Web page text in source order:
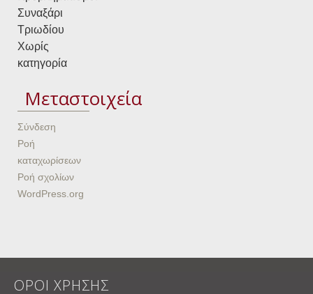
Συναξάρι
Τριωδίου
Χωρίς
κατηγορία
Μεταστοιχεία
Σύνδεση
Ροή
καταχωρίσεων
Ροή σχολίων
WordPress.org
ΟΡΟΙ ΧΡΗΣΗΣ